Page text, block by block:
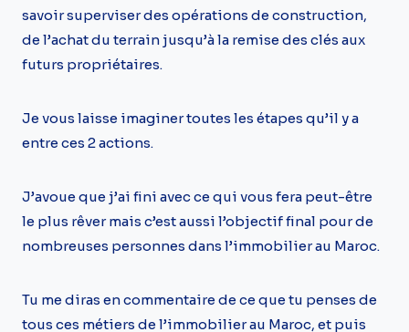
savoir superviser des opérations de construction,
de l’achat du terrain jusqu’à la remise des clés aux
futurs propriétaires.
Je vous laisse imaginer toutes les étapes qu’il y a
entre ces 2 actions.
J’avoue que j’ai fini avec ce qui vous fera peut-être
le plus rêver mais c’est aussi l’objectif final pour de
nombreuses personnes dans l’immobilier au Maroc.
Tu me diras en commentaire de ce que tu penses de
tous ces métiers de l’immobilier au Maroc, et puis